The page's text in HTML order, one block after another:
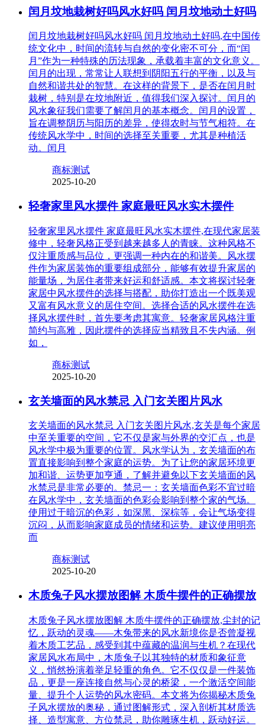
闰月坟地栽树好吗风水好吗 闰月坟地动土好吗
闰月坟地栽树好吗风水好吗 闰月坟地动土好吗,在中国传
统文化中，时间的流转与自然的变化密不可分，而“闰
月”作为一种特殊的历法现象，承载着丰富的文化意义。
闰月的出现，常常让人联想到阴阳五行的平衡，以及与
自然和谐共处的智慧。在这样的背景下，是否在闰月时
栽树，特别是在坟地附近，值得我们深入探讨。闰月的
风水象征我们需要了解闰月的基本概念。闰月的设置，
旨在调整阴历与阳历的差异，使得农时与节气相符。在
传统风水学中，时间的选择至关重要，尤其是种植活
动。闰月
商标测试
2025-10-20
轻奢家里风水摆件 家庭最旺风水实木摆件
轻奢家里风水摆件 家庭最旺风水实木摆件,在现代家居装
修中，轻奢风格正受到越来越多人的青睐。这种风格不
仅注重质感与品位，更强调一种内在的和谐美。风水摆
件作为家居装饰的重要组成部分，能够有效提升家居的
能量场，为居住者带来好运和舒适感。本文将探讨轻奢
家居中风水摆件的选择与搭配，助你打造出一个既美观
又富有风水意义的居住空间。选择合适的风水摆件在选
择风水摆件时，首先要考虑其寓意。轻奢家居风格注重
简约与高雅，因此摆件的选择应当精致且不失内涵。例
如，
商标测试
2025-10-20
玄关墙面的风水禁忌 入门玄关图片风水
玄关墙面的风水禁忌 入门玄关图片风水,玄关是每个家居
中至关重要的空间，它不仅是家与外界的交汇点，也是
风水学中极为重要的位置。风水学认为，玄关墙面的布
置直接影响到整个家庭的运势。为了让您的家居环境更
加和谐、运势更加亨通，了解并避免以下玄关墙面的风
水禁忌是非常必要的。禁忌一：玄关墙面色彩不宜过暗
在风水学中，玄关墙面的色彩会影响到整个家的气场。
使用过于暗沉的色彩，如深黑、深棕等，会让气场变得
沉闷，从而影响家庭成员的情绪和运势。建议使用明亮
而
商标测试
2025-10-20
木质兔子风水摆放图解 木质牛摆件的正确摆放
木质兔子风水摆放图解 木质牛摆件的正确摆放,尘封的记
忆，跃动的灵魂——木兔带来的风水新境你是否曾凝视
着木质工艺品，感受到其中蕴藏的温润与生机？在现代
家居风水布局中，木质兔子以其独特的材质和象征意
义，悄然扮演着举足轻重的角色。它不仅仅是一件装饰
品，更是一座连接自然与心灵的桥梁，一个激活空间能
量、提升个人运势的风水密码。本文将为你揭秘木质兔
子风水摆放的奥秘，通过图解形式，深入剖析其材质选
择、造型寓意、方位禁忌，助你雕琢生机，跃动好运。